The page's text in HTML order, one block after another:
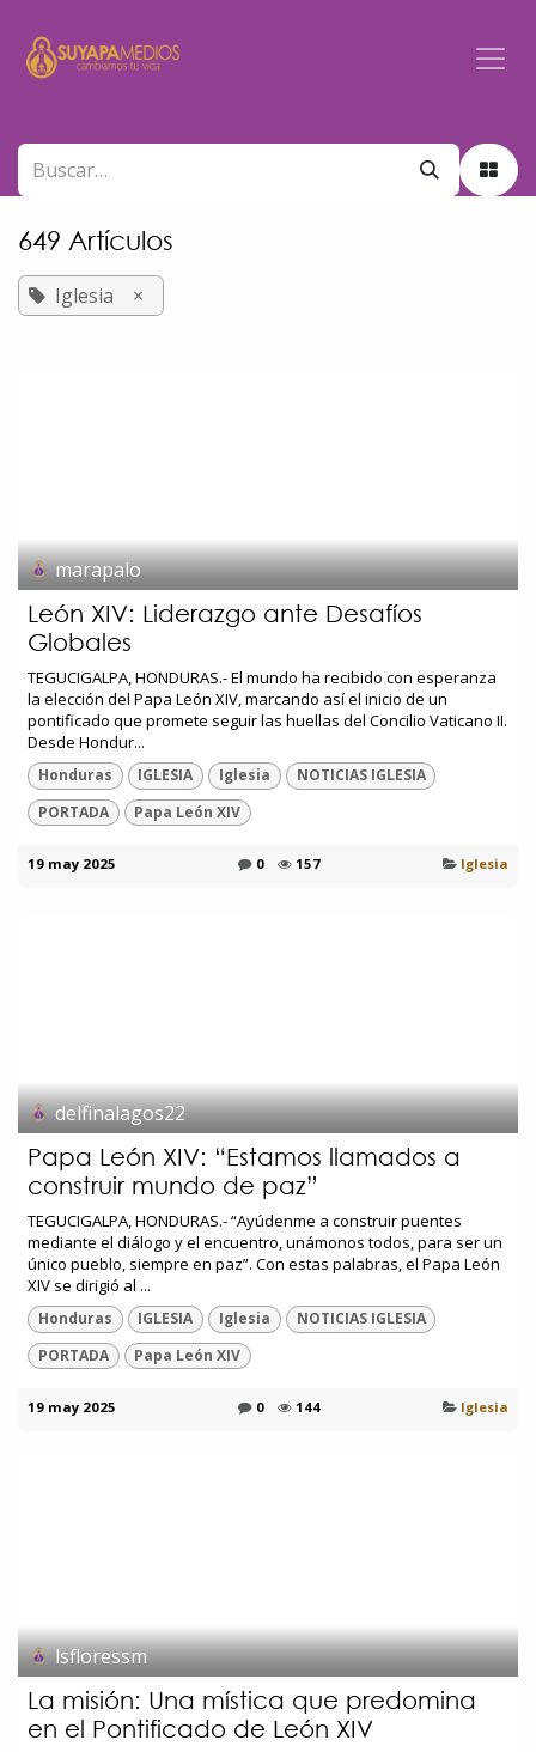
649 Artículos
Iglesia ×
marapalo
León XIV: Liderazgo ante Desafíos
Globales
TEGUCIGALPA, HONDURAS.- El mundo ha recibido con esperanza
la elección del Papa León XIV, marcando así el inicio de un
pontificado que promete seguir las huellas del Concilio Vaticano II.
Desde Hondur...
Honduras IGLESIA Iglesia
NOTICIAS IGLESIA
PORTADA
Papa León XIV
19 may 2025 0 157 Iglesia
delfinalagos22
Papa León XIV: “Estamos llamados a
construir mundo de paz”
TEGUCIGALPA, HONDURAS.- “Ayúdenme a construir puentes
mediante el diálogo y el encuentro, unámonos todos, para ser un
único pueblo, siempre en paz”. Con estas palabras, el Papa León
XIV se dirigió al ...
Honduras IGLESIA Iglesia
NOTICIAS IGLESIA
PORTADA
Papa León XIV
19 may 2025 0 144 Iglesia
lsfloressm
La misión: Una mística que predomina
en el Pontificado de León XIV